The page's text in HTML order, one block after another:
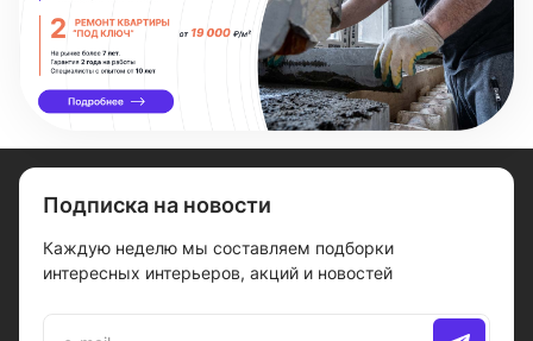
Подписка на новости
Каждую неделю мы составляем подборки
интересных интерьеров, акций и новостей